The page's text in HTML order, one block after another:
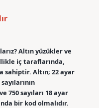
Altın yüzükler ve
iç taraflarında,
Altın; 22 ayar
750 sayıları 18 ayar
bir kod olmalıdır.